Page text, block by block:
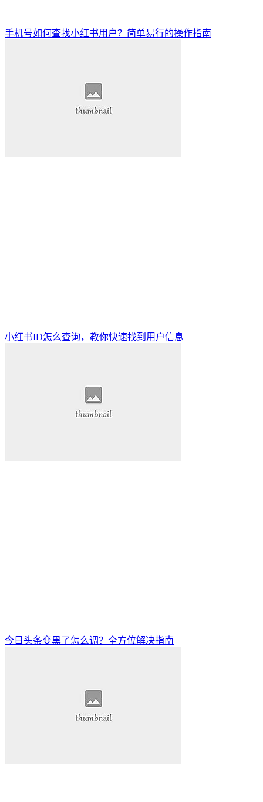
手机号如何查找小红书用户？简单易行的操作指南
小红书ID怎么查询，教你快速找到用户信息
今日头条变黑了怎么调？全方位解决指南